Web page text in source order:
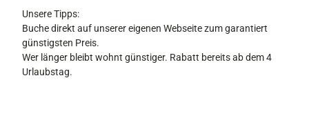
e
n
e
Unsere Tipps:
Buche direkt auf unserer eigenen Webseite zum garantiert
günstigsten Preis.
Wer länger bleibt wohnt günstiger. Rabatt bereits ab dem 4
Urlaubstag.